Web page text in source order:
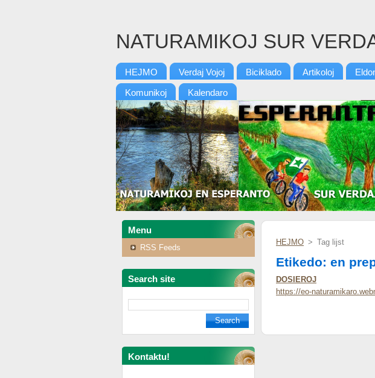
NATURAMIKOJ SUR
HEJMO Verdaj Vojoj Biciklado Artikoloj
Komunikoj Kalendaro
Menu
RSS Feeds
Search site
Kontaktu!
HEJMO > Tag lijst
Etikedo: en
DOSIEROJ
https://eo-